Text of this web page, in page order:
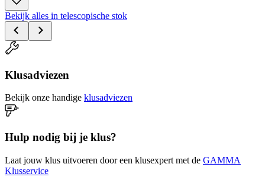
Bekijk alles in telescopische stok
Klusadviezen
Bekijk onze handige klusadviezen
Hulp nodig bij je klus?
Laat jouw klus uitvoeren door een klusexpert met de GAMMA
Klusservice